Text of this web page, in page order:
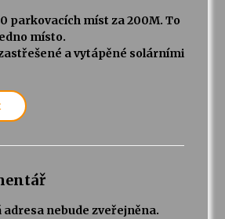
parkovacích míst za 200M. To
místo.
a vytápěné solárními
adresa nebude zveřejněna.